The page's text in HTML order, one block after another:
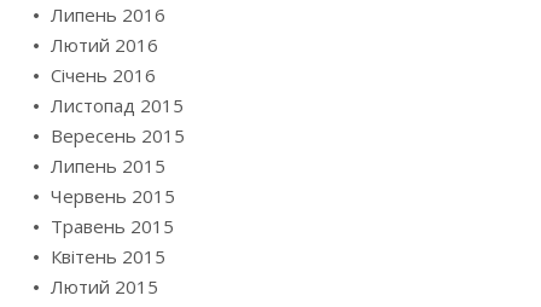
Липень 2016
Лютий 2016
Січень 2016
Листопад 2015
Вересень 2015
Липень 2015
Червень 2015
Травень 2015
Квітень 2015
Лютий 2015